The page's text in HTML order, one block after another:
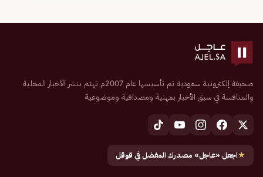
صحيفة إلكترونية سعودية تم تأسيسها عام 2007م تهتم بنشر الأخبار المحلية
والمنافسة في سبق الأخبار بمهنية ومصداقية وموضوعية
★اجعل «عاجل» مصدرك المفضل في قوقل